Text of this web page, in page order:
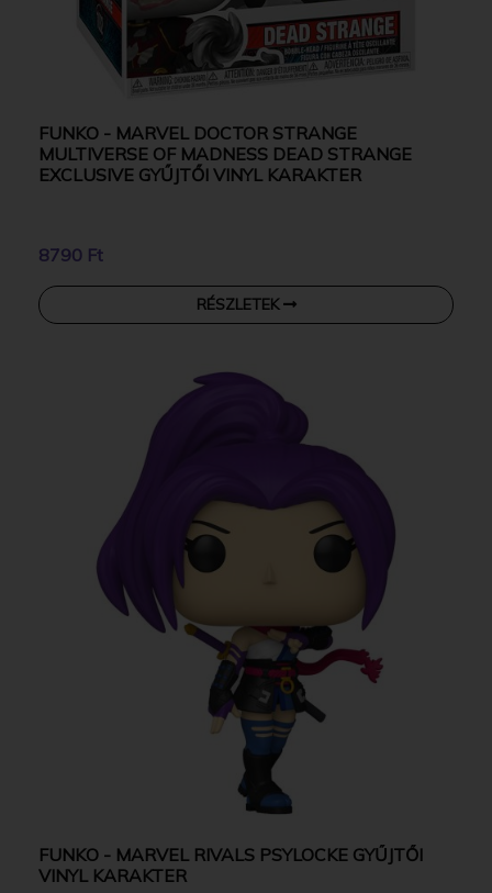
FUNKO - MARVEL DOCTOR STRANGE
MULTIVERSE OF MADNESS DEAD STRANGE
EXCLUSIVE GYŰJTŐI VINYL KARAKTER
8790 Ft
RÉSZLETEK
FUNKO - MARVEL RIVALS PSYLOCKE GYŰJTŐI
VINYL KARAKTER